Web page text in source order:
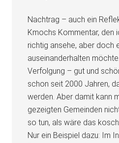
Nachtrag – auch ein
Kmochs Kommentar, den
richtig ansehe, aber doch
auseinanderhalten möchte.
Verfolgung – gut und
schon seit 2000 Jahren,
werden. Aber damit kann
gezeigten Gemeinden
so tun, als wäre das
Nur ein Beispiel dazu: Im